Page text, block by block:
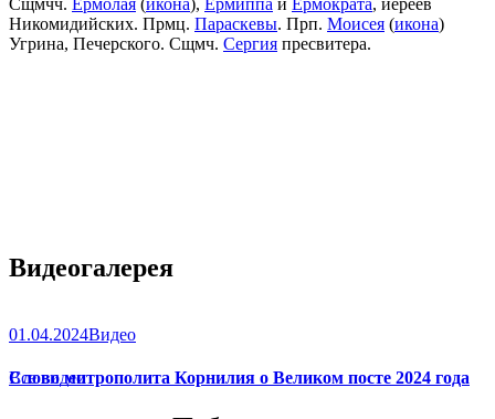
Сщмчч. Ермолая (икона), Ермиппа и Ермократа, иереев
Никомидийских. Прмц. Параскевы. Прп. Моисея (икона)
Угрина, Печерского. Сщмч. Сергия пресвитера.
Видеогалерея
01.04.2024Видео
Слово митрополита Корнилия о Великом посте 2024 года
Все видео